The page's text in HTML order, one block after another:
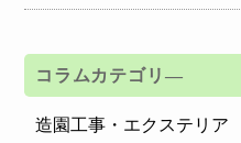
コラムカテゴリ―
造園工事・エクステリア